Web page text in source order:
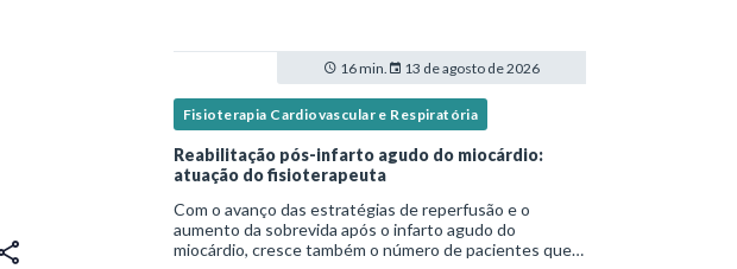
16 min. 13 de agosto de 2026
Fisioterapia Cardiovascular e Respiratória
Reabilitação pós-infarto agudo do miocárdio:
atuação do fisioterapeuta
Com o avanço das estratégias de reperfusão e o
aumento da sobrevida após o infarto agudo do
miocárdio, cresce também o número de pacientes que